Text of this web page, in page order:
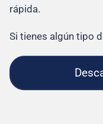
rápida.
Si tienes algún tipo